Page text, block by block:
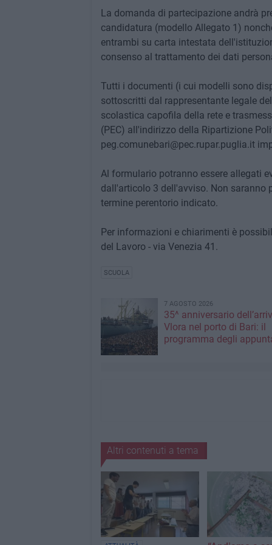
La domanda di partecipazione andrà
candidatura (modello Allegato 1)
entrambi su carta intestata
consenso al trattamento dei dati
Tutti i documenti (i cui modelli sono
sottoscritti dal rappresentante legale
scolastica capofila della rete e
(PEC) all'indirizzo della Ripartizione
peg.comunebari@pec.rupar.puglia.it
Al formulario potranno essere allegati
dall'articolo 3 dell'avviso. Non saranno
termine perentorio indicato.
Per informazioni e chiarimenti è
del Lavoro - via Venezia 41.
SCUOLA
7 AGOSTO 2026
35^ anniversario
Vlora nel porto di Bari: il
programma degli
Altri contenuti a tema